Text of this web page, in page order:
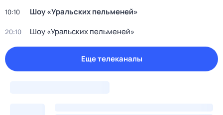
10:10 Шоy «Уральских пeльменей»
20:10 Шоy «Уральских пeльменей»
Еще телеканалы